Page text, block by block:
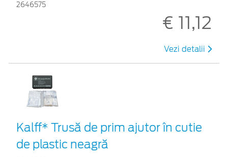
2646575
€ 11,12
Vezi detalii
Kalff* Trusă de prim ajutor în cutie
de plastic neagră